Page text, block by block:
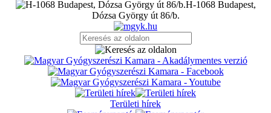
H-1068 Budapest,
Dózsa György út 86/b.
Területi hírek